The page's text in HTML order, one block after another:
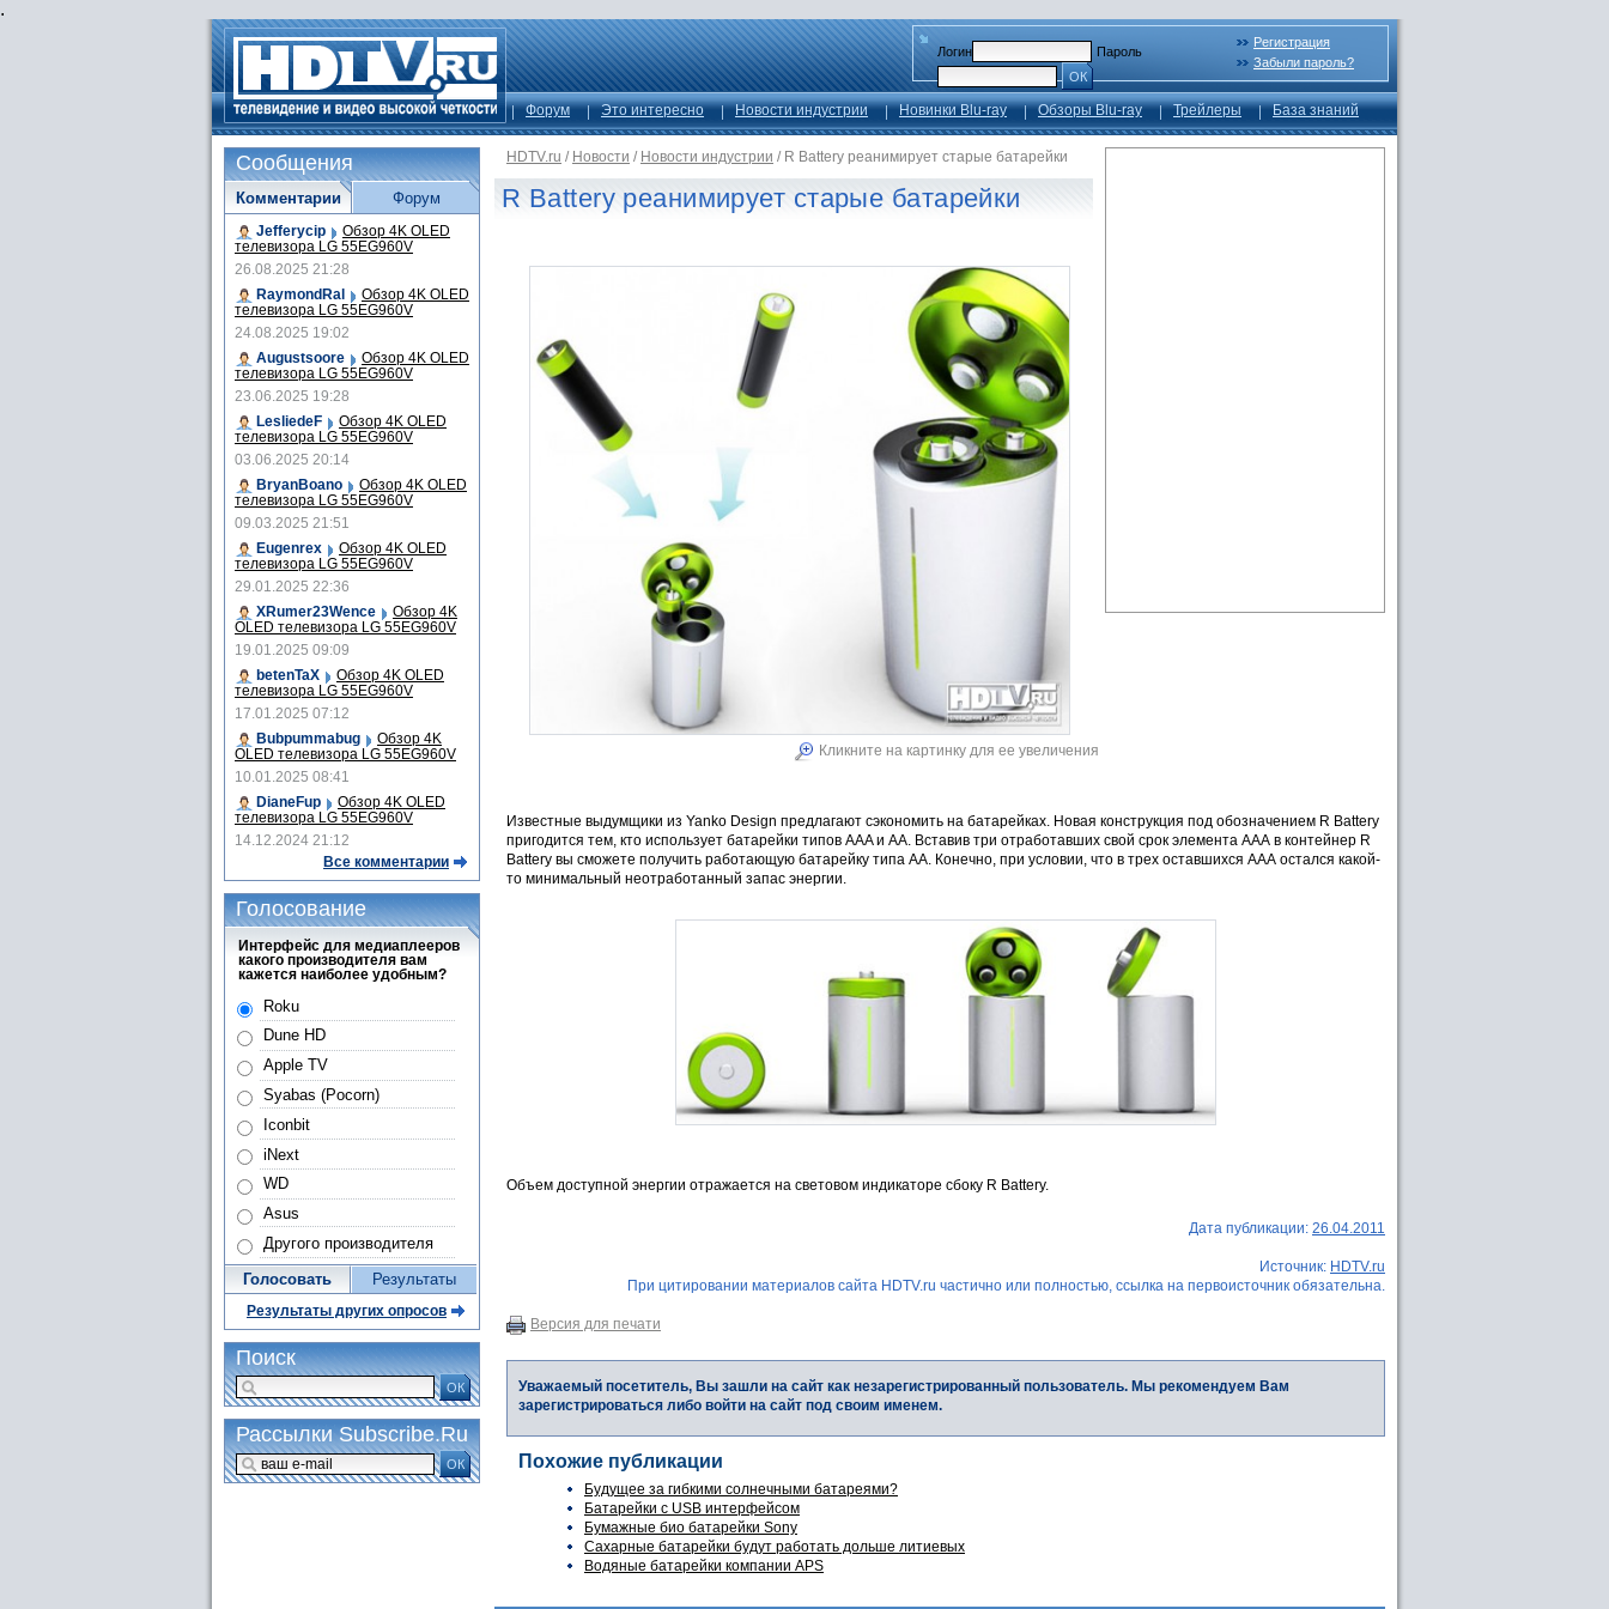
.
Логин
Пароль
ОК
Регистрация
Забыли пароль?
Форум Это интересно Новости индустрии Новинки Blu-ray Обзоры Blu-ray Трейлеры База знаний
HDTV.ru / Новости / Новости индустрии / R Battery реанимирует старые батарейки
R Battery реанимирует старые батарейки
Кликните на картинку для ее увеличения
Известные выдумщики из Yanko Design предлагают сэкономить на батарейках. Новая конструкция под обозначением R Battery
пригодится тем, кто использует батарейки типов AAA и AA. Вставив три отработавших свой срок элемента ААА в контейнер R
Battery вы сможете получить работающую батарейку типа АА. Конечно, при условии, что в трех оставшихся ААА остался какой-
то минимальный неотработанный запас энергии.
Объем доступной энергии отражается на световом индикаторе сбоку R Battery.
Дата публикации: 26.04.2011
Источник: HDTV.ru
При цитировании материалов сайта HDTV.ru частично или полностью, ссылка на первоисточник обязательна.
Версия для печати
Уважаемый посетитель, Вы зашли на сайт как незарегистрированный пользователь. Мы рекомендуем Вам
зарегистрироваться либо войти на сайт под своим именем.
Похожие публикации
Будущее за гибкими солнечными батареями?
Батарейки с USB интерфейсом
Бумажные био батарейки Sony
Сахарные батарейки будут работать дольше литиевых
Водяные батарейки компании APS
Сообщения
Комментарии
Jefferycip Обзор 4K OLED
телевизора LG 55EG960V
26.08.2025 21:28
RaymondRal
Обзор 4K OLED
телевизора LG 55EG960V
24.08.2025 19:02
Augustsoore
Обзор 4K OLED
телевизора LG 55EG960V
23.06.2025 19:28
LesliedeF
Обзор 4K OLED
телевизора LG 55EG960V
03.06.2025 20:14
BryanBoano
Обзор 4K OLED
телевизора LG 55EG960V
09.03.2025 21:51
Eugenrex
Обзор 4K OLED
телевизора LG 55EG960V
29.01.2025 22:36
XRumer23Wence
Обзор 4K
OLED телевизора LG 55EG960V
19.01.2025 09:09
betenTaX
Обзор 4K OLED
телевизора LG 55EG960V
17.01.2025 07:12
Bubpummabug
Обзор 4K
OLED телевизора LG 55EG960V
10.01.2025 08:41
DianeFup
Обзор 4K OLED
телевизора LG 55EG960V
14.12.2024 21:12
Все комментарии
Форум
Голосование
Интерфейс для медиаплееров
какого производителя вам
кажется наиболее удобным?
Roku
Dune HD
Apple TV
Syabas (Pocorn)
Iconbit
iNext
WD
Asus
Другого производителя
Голосовать Результаты
Результаты других опросов
Поиск
ОК
Рассылки Subscribe.Ru
ОК